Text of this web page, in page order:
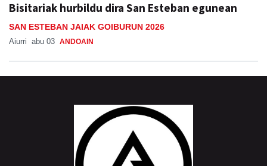
Bisitariak hurbildu dira San Esteban egunean
SAN ESTEBAN JAIAK GOIBURUN 2026
Aiurri abu 03 ANDOAIN